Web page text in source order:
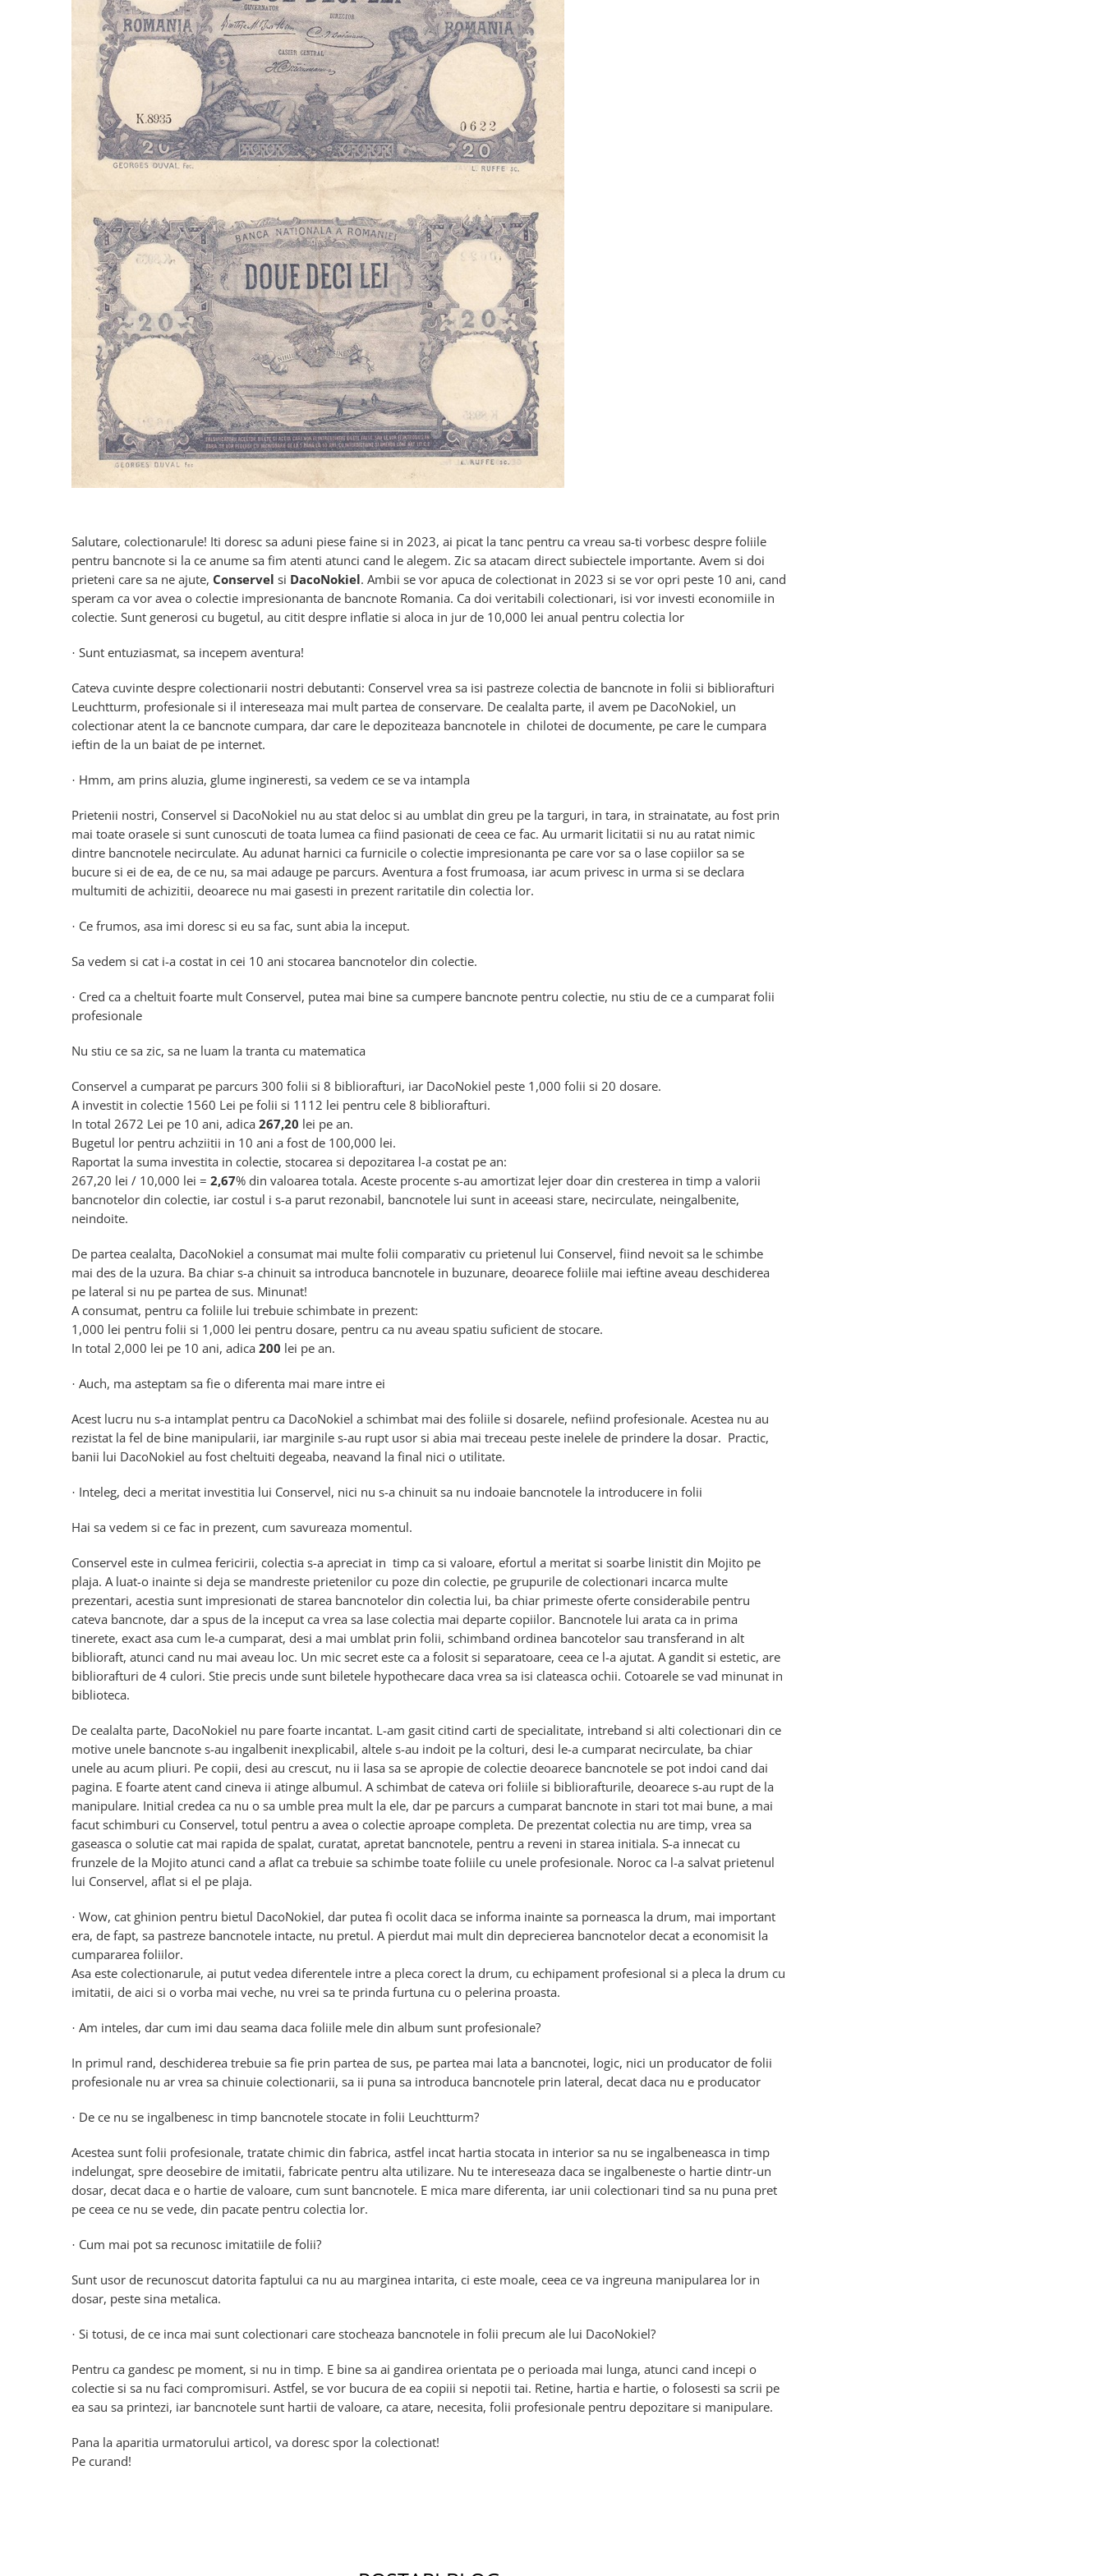
Monede America
Monede Australia si Oceania
Monede Euro, Eurocenti
Monede Europa
Bancnote Romania
Albume cu folii pentru stocare
Folii pentru stocare bancnote, la
Folii pentru stocare bancnote, la
Folii tip poseta, pentru bancnote,
Bancnote straine
Bancnote Africa
Bancnote America
Bancnote Australia si Oceania
Bancnote Europa
Accesorii filatelie
Timbre si coli Romania
Carte Postala / FDC
Din trusa colectionarului
Insigne/Medalii/Decoratii
Salutare, colectionarule! Iti doresc sa aduni piese faine si in 2023, ai picat la tanc pentru ca vreau sa-ti vorbesc despre foliile
pentru bancnote si la ce anume sa fim atenti atunci cand le alegem. Zic sa atacam direct subiectele importante. Avem si doi
prieteni care sa ne ajute, Conservel si DacoNokiel. Ambii se vor apuca de colectionat in 2023 si se vor opri peste 10 ani, cand
speram ca vor avea o colectie impresionanta de bancnote Romania. Ca doi veritabili colectionari, isi vor investi economiile in
colectie. Sunt generosi cu bugetul, au citit despre inflatie si aloca in jur de 10,000 lei anual pentru colectia lor
· Sunt entuziasmat, sa incepem aventura!
Cateva cuvinte despre colectionarii nostri debutanti: Conservel vrea sa isi pastreze colectia de bancnote in folii si bibliorafturi
Leuchtturm, profesionale si il intereseaza mai mult partea de conservare. De cealalta parte, il avem pe DacoNokiel, un
colectionar atent la ce bancnote cumpara, dar care le depoziteaza bancnotele in chilotei de documente, pe care le cumpara
ieftin de la un baiat de pe internet.
· Hmm, am prins aluzia, glume ingineresti, sa vedem ce se va intampla
Prietenii nostri, Conservel si DacoNokiel nu au stat deloc si au umblat din greu pe la targuri, in tara, in strainatate, au fost prin
mai toate orasele si sunt cunoscuti de toata lumea ca fiind pasionati de ceea ce fac. Au urmarit licitatii si nu au ratat nimic
dintre bancnotele necirculate. Au adunat harnici ca furnicile o colectie impresionanta pe care vor sa o lase copiilor sa se
bucure si ei de ea, de ce nu, sa mai adauge pe parcurs. Aventura a fost frumoasa, iar acum privesc in urma si se declara
multumiti de achizitii, deoarece nu mai gasesti in prezent raritatile din colectia lor.
· Ce frumos, asa imi doresc si eu sa fac, sunt abia la inceput.
Sa vedem si cat i-a costat in cei 10 ani stocarea bancnotelor din colectie.
· Cred ca a cheltuit foarte mult Conservel, putea mai bine sa cumpere bancnote pentru colectie, nu stiu de ce a cumparat folii
profesionale
Nu stiu ce sa zic, sa ne luam la tranta cu matematica
Conservel a cumparat pe parcurs 300 folii si 8 bibliorafturi, iar DacoNokiel peste 1,000 folii si 20 dosare.
A investit in colectie 1560 Lei pe folii si 1112 lei pentru cele 8 bibliorafturi.
In total 2672 Lei pe 10 ani, adica 267,20 lei pe an.
Bugetul lor pentru achziitii in 10 ani a fost de 100,000 lei.
Raportat la suma investita in colectie, stocarea si depozitarea l-a costat pe an:
267,20 lei / 10,000 lei = 2,67% din valoarea totala. Aceste procente s-au amortizat lejer doar din cresterea in timp a valorii
bancnotelor din colectie, iar costul i s-a parut rezonabil, bancnotele lui sunt in aceeasi stare, necirculate, neingalbenite,
neindoite.
De partea cealalta, DacoNokiel a consumat mai multe folii comparativ cu prietenul lui Conservel, fiind nevoit sa le schimbe
mai des de la uzura. Ba chiar s-a chinuit sa introduca bancnotele in buzunare, deoarece foliile mai ieftine aveau deschiderea
pe lateral si nu pe partea de sus. Minunat!
A consumat, pentru ca foliile lui trebuie schimbate in prezent:
1,000 lei pentru folii si 1,000 lei pentru dosare, pentru ca nu aveau spatiu suficient de stocare.
In total 2,000 lei pe 10 ani, adica 200 lei pe an.
· Auch, ma asteptam sa fie o diferenta mai mare intre ei
Acest lucru nu s-a intamplat pentru ca DacoNokiel a schimbat mai des foliile si dosarele, nefiind profesionale. Acestea nu au
rezistat la fel de bine manipularii, iar marginile s-au rupt usor si abia mai treceau peste inelele de prindere la dosar. Practic,
banii lui DacoNokiel au fost cheltuiti degeaba, neavand la final nici o utilitate.
· Inteleg, deci a meritat investitia lui Conservel, nici nu s-a chinuit sa nu indoaie bancnotele la introducere in folii
Hai sa vedem si ce fac in prezent, cum savureaza momentul.
Conservel este in culmea fericirii, colectia s-a apreciat in timp ca si valoare, efortul a meritat si soarbe linistit din Mojito pe
plaja. A luat-o inainte si deja se mandreste prietenilor cu poze din colectie, pe grupurile de colectionari incarca multe
prezentari, acestia sunt impresionati de starea bancnotelor din colectia lui, ba chiar primeste oferte considerabile pentru
cateva bancnote, dar a spus de la inceput ca vrea sa lase colectia mai departe copiilor. Bancnotele lui arata ca in prima
tinerete, exact asa cum le-a cumparat, desi a mai umblat prin folii, schimband ordinea bancotelor sau transferand in alt
biblioraft, atunci cand nu mai aveau loc. Un mic secret este ca a folosit si separatoare, ceea ce l-a ajutat. A gandit si estetic, are
bibliorafturi de 4 culori. Stie precis unde sunt biletele hypothecare daca vrea sa isi clateasca ochii. Cotoarele se vad minunat in
biblioteca.
De cealalta parte, DacoNokiel nu pare foarte incantat. L-am gasit citind carti de specialitate, intreband si alti colectionari din ce
motive unele bancnote s-au ingalbenit inexplicabil, altele s-au indoit pe la colturi, desi le-a cumparat necirculate, ba chiar
unele au acum pliuri. Pe copii, desi au crescut, nu ii lasa sa se apropie de colectie deoarece bancnotele se pot indoi cand dai
pagina. E foarte atent cand cineva ii atinge albumul. A schimbat de cateva ori foliile si bibliorafturile, deoarece s-au rupt de la
manipulare. Initial credea ca nu o sa umble prea mult la ele, dar pe parcurs a cumparat bancnote in stari tot mai bune, a mai
facut schimburi cu Conservel, totul pentru a avea o colectie aproape completa. De prezentat colectia nu are timp, vrea sa
gaseasca o solutie cat mai rapida de spalat, curatat, apretat bancnotele, pentru a reveni in starea initiala. S-a innecat cu
frunzele de la Mojito atunci cand a aflat ca trebuie sa schimbe toate foliile cu unele profesionale. Noroc ca l-a salvat prietenul
lui Conservel, aflat si el pe plaja.
· Wow, cat ghinion pentru bietul DacoNokiel, dar putea fi ocolit daca se informa inainte sa porneasca la drum, mai important
era, de fapt, sa pastreze bancnotele intacte, nu pretul. A pierdut mai mult din deprecierea bancnotelor decat a economisit la
cumpararea foliilor.
Asa este colectionarule, ai putut vedea diferentele intre a pleca corect la drum, cu echipament profesional si a pleca la drum cu
imitatii, de aici si o vorba mai veche, nu vrei sa te prinda furtuna cu o pelerina proasta.
· Am inteles, dar cum imi dau seama daca foliile mele din album sunt profesionale?
In primul rand, deschiderea trebuie sa fie prin partea de sus, pe partea mai lata a bancnotei, logic, nici un producator de folii
profesionale nu ar vrea sa chinuie colectionarii, sa ii puna sa introduca bancnotele prin lateral, decat daca nu e producator
· De ce nu se ingalbenesc in timp bancnotele stocate in folii Leuchtturm?
Acestea sunt folii profesionale, tratate chimic din fabrica, astfel incat hartia stocata in interior sa nu se ingalbeneasca in timp
indelungat, spre deosebire de imitatii, fabricate pentru alta utilizare. Nu te intereseaza daca se ingalbeneste o hartie dintr-un
dosar, decat daca e o hartie de valoare, cum sunt bancnotele. E mica mare diferenta, iar unii colectionari tind sa nu puna pret
pe ceea ce nu se vede, din pacate pentru colectia lor.
· Cum mai pot sa recunosc imitatiile de folii?
Sunt usor de recunoscut datorita faptului ca nu au marginea intarita, ci este moale, ceea ce va ingreuna manipularea lor in
dosar, peste sina metalica.
· Si totusi, de ce inca mai sunt colectionari care stocheaza bancnotele in folii precum ale lui DacoNokiel?
Pentru ca gandesc pe moment, si nu in timp. E bine sa ai gandirea orientata pe o perioada mai lunga, atunci cand incepi o
colectie si sa nu faci compromisuri. Astfel, se vor bucura de ea copiii si nepotii tai. Retine, hartia e hartie, o folosesti sa scrii pe
ea sau sa printezi, iar bancnotele sunt hartii de valoare, ca atare, necesita, folii profesionale pentru depozitare si manipulare.
Pana la aparitia urmatorului articol, va doresc spor la colectionat!
Pe curand!